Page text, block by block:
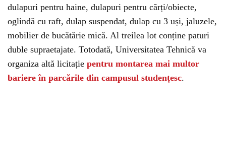
dulapuri pentru haine, dulapuri pentru cărți/obiecte,
oglindă cu raft, dulap suspendat, dulap cu 3 uși, jaluzele,
mobilier de bucătărie mică. Al treilea lot conține paturi
duble supraetajate. Totodată, Universitatea Tehnică va
organiza altă licitație pentru montarea mai multor
bariere în parcările din campusul studențesc.